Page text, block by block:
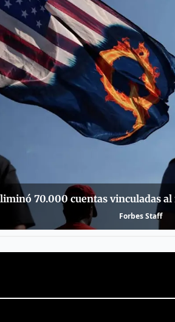
70.000 cuentas vinculadas
Forbes Staff